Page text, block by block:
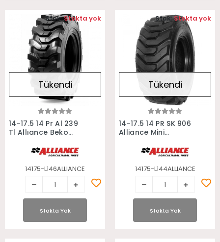
Stokta Yok
Tükendi
14-17.5 14 Pr Al 239
Tl Allıance Beko
14175-L146ALLIANCE
Stok:Stokta yok
Stokta Yok
Stokta Yok
Tükendi
14-17.5 14 PR SK 906
Alliance Mini
Lastiği
14175-L144ALLIANCE
Stok:Stokta yok
Stokta Yok